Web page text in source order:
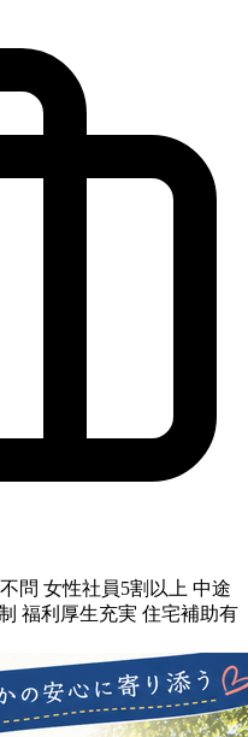
問 女性社員5割以上 中途
福利厚生充実 住宅補助有